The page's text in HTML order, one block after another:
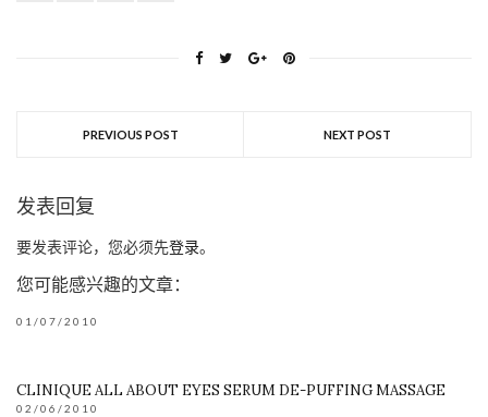
PREVIOUS POST NEXT POST
发表回复
要发表评论，您必须先登录。
您可能感兴趣的文章：
01/07/2010
CLINIQUE ALL ABOUT EYES SERUM DE-PUFFING MASSAGE
02/06/2010